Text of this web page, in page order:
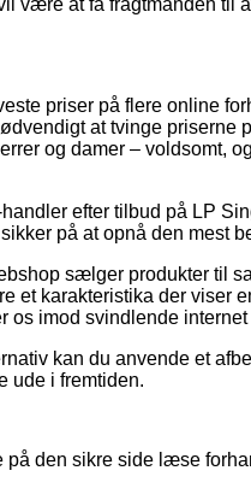
være at få fragtmanden til
priser på flere online
at tvinge priserne
og damer – voldsomt,
efter tilbud på LP
på at opnå den mest
sælger produkter til
et karakteristika der viser
os imod svindlende internet
kan du anvende et
ude i fremtiden.
på den sikre side læse